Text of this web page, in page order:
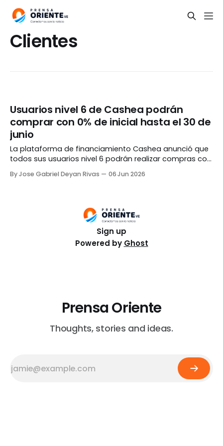
Clientes
Usuarios nivel 6 de Cashea podrán
comprar con 0% de inicial hasta el 30 de
junio
La plataforma de financiamiento Cashea anunció que
todos sus usuarios nivel 6 podrán realizar compras con
próximo 30 de junio. El beneficio estará disponible en
By Jose Gabriel Deyan Rivas 06 Jun 2026
Sign up
Powered by Ghost
Prensa Oriente
Thoughts, stories and ideas.